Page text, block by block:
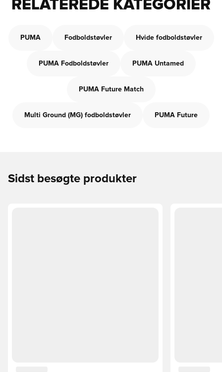
RELATEREDE KATEGORIER
PUMA Fodboldstøvler Hvide fodboldstøvler
PUMA Fodboldstøvler PUMA Untamed
PUMA Future Match
Multi Ground (MG) fodboldstøvler PUMA Future
Sidst besøgte produkter